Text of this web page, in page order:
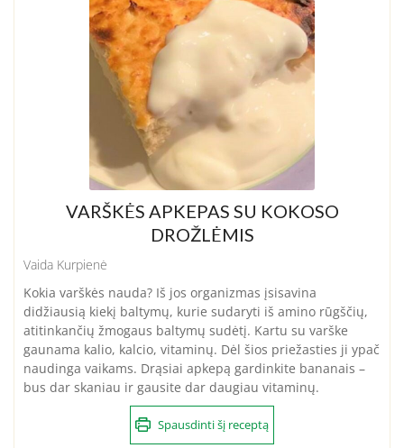
VARŠKĖS APKEPAS SU KOKOSO
DROŽLĖMIS
Vaida Kurpienė
Kokia varškės nauda? Iš jos organizmas įsisavina
didžiausią kiekį baltymų, kurie sudaryti iš amino rūgščių,
atitinkančių žmogaus baltymų sudėtį. Kartu su varške
gaunama kalio, kalcio, vitaminų. Dėl šios priežasties ji ypač
naudinga vaikams. Drąsiai apkepą gardinkite bananais –
bus dar skaniau ir gausite dar daugiau vitaminų.
Spausdinti šį receptą